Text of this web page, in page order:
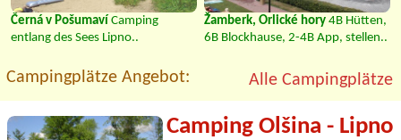
Černá v Pošumaví Camping
entlang des Sees Lipno..
Žamberk, Orlické hory 4B Hütten,
6B Blockhause, 2-4B App, stellen..
Campingplätze Angebot: Alle Campingplätze
Camping Olšina - Lipno